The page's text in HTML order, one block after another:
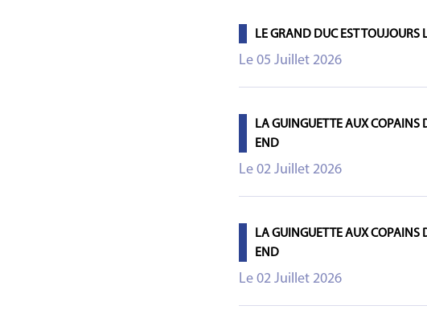
LE GRAND DUC EST TOUJOURS
Le 05 Juillet 2026
LA GUINGUETTE AUX COPAINS
END
Le 02 Juillet 2026
LA GUINGUETTE AUX COPAINS
END
Le 02 Juillet 2026